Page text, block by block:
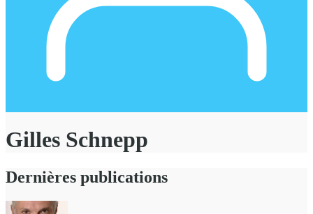
Gilles Schnepp
Dernières publications